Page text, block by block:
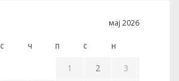
мај 2026
С Ч П С Н
1 2
3